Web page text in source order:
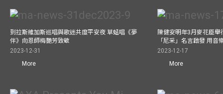
到拉斯維加斯巡唱與歌迷共度平安夜 草蜢唱《夢
伴》向恩師梅艷芳致敬
2023-12-31
More
陳健安明年3月麥花臣
「尼采」名言啟發 用音
2023-12-17
More